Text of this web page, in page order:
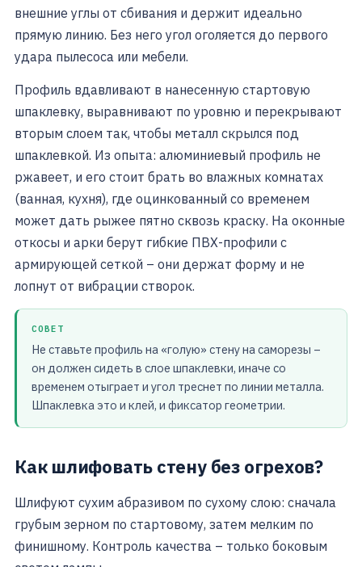
внешние углы от сбивания и держит идеально
прямую линию. Без него угол оголяется до первого
удара пылесоса или мебели.
Профиль вдавливают в нанесенную стартовую
шпаклевку, выравнивают по уровню и перекрывают
вторым слоем так, чтобы металл скрылся под
шпаклевкой. Из опыта: алюминиевый профиль не
ржавеет, и его стоит брать во влажных комнатах
(ванная, кухня), где оцинкованный со временем
может дать рыжее пятно сквозь краску. На оконные
откосы и арки берут гибкие ПВХ-профили с
армирующей сеткой – они держат форму и не
лопнут от вибрации створок.
СОВЕТ
Не ставьте профиль на «голую» стену на саморезы –
он должен сидеть в слое шпаклевки, иначе со
временем отыграет и угол треснет по линии металла.
Шпаклевка это и клей, и фиксатор геометрии.
Как шлифовать стену без огрехов?
Шлифуют сухим абразивом по сухому слою: сначала
грубым зерном по стартовому, затем мелким по
финишному. Контроль качества – только боковым